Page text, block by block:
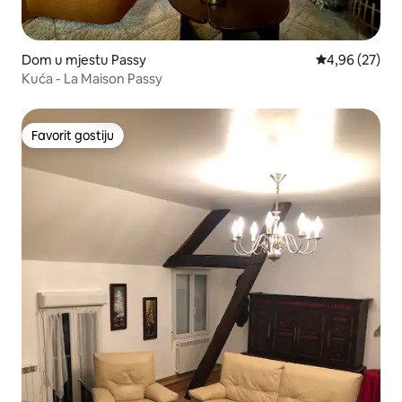
Dom u mjestu Passy Prosječna
4,96 (27)
Kuća - La Maison Passy
Favorit gostiju
Favorit gostiju